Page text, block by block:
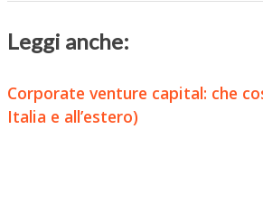
Leggi anche:
Corporate venture capital: che
Italia e all’estero)